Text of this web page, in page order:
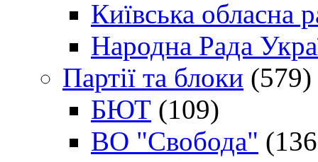
Київська обласна
Народна Рада
Партії та блоки (579)
БЮТ (109)
ВО "Свобода"